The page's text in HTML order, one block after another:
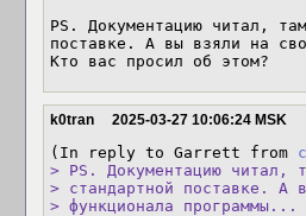
PS. Документацию читал,
поставке. А вы взяли на
Кто вас просил об этом?
k0tran 2025-03-27 10:06:24 MSK
(In reply to Garrett from
> PS. Документацию читал,
> стандартной поставке. А
> функционала